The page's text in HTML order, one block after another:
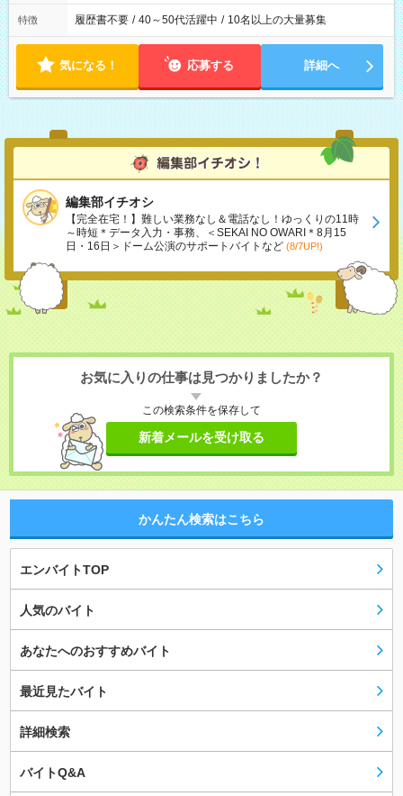
特徴 履歴書不要 / 40～50代活躍中 / 10名以上の大量募集
気になる！ 応募する 詳細へ
編集部イチオシ
【完全在宅！】難しい業務なし＆電話なし！ゆっくりの11時
～時短＊データ入力・事務、＜SEKAI NO OWARI＊8月15
日・16日＞ドーム公演のサポートバイトなど (8/7UP!)
お気に入りの仕事は見つかりましたか？
この検索条件を保存して
新着メールを受け取る
かんたん検索はこちら
エンバイトTOP
人気のバイト
あなたへのおすすめバイト
最近見たバイト
詳細検索
バイトQ&A